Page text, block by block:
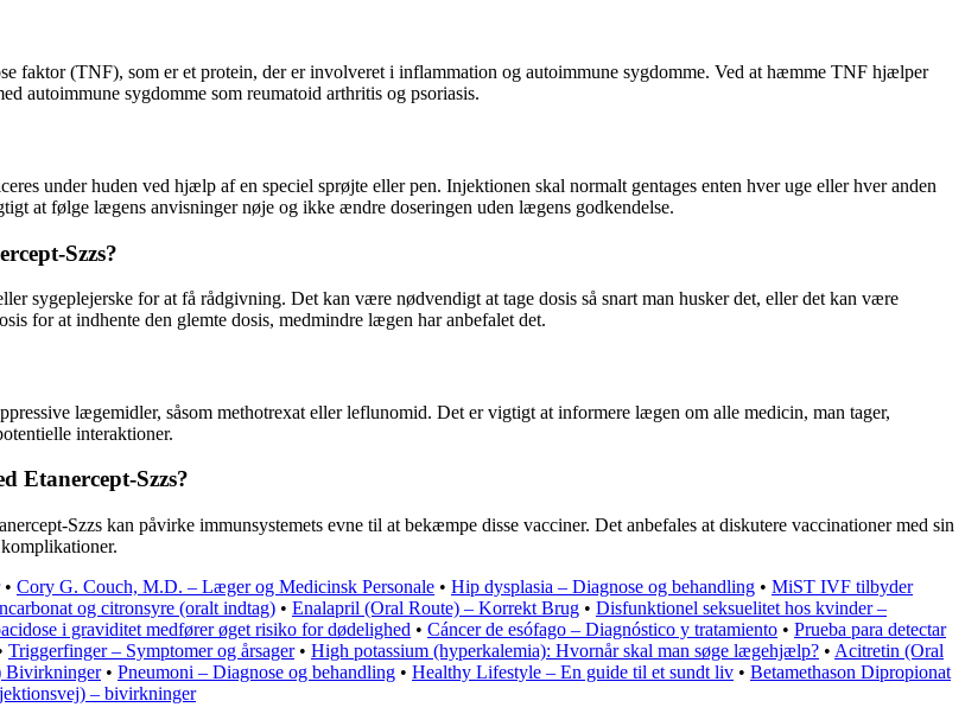
faktor (TNF), som er et protein, der er involveret i inflammation og autoimmune sygdomme. Ved at hæmme TNF hjælper
autoimmune sygdomme som reumatoid arthritis og psoriasis.
under huden ved hjælp af en speciel sprøjte eller pen. Injektionen skal normalt gentages enten hver uge eller hver anden
at følge lægens anvisninger nøje og ikke ændre doseringen uden lægens godkendelse.
Szzs?
sygeplejerske for at få rådgivning. Det kan være nødvendigt at tage dosis så snart man husker det, eller det kan være
for at indhente den glemte dosis, medmindre lægen har anbefalet det.
lægemidler, såsom methotrexat eller leflunomid. Det er vigtigt at informere lægen om alle medicin, man tager,
interaktioner.
Etanercept-Szzs?
Szzs kan påvirke immunsystemets evne til at bekæmpe disse vacciner. Det anbefales at diskutere vaccinationer med sin
• Cory G. Couch, M.D. – Læger og Medicinsk Personale • Hip dysplasia – Diagnose og behandling • MiST IVF tilbyder
og citronsyre (oralt indtag) • Enalapril (Oral Route) – Korrekt Brug • Disfunktionel seksuelitet hos kvinder –
i graviditet medfører øget risiko for dødelighed • Cáncer de esófago – Diagnóstico y tratamiento • Prueba para detectar
Triggerfinger – Symptomer og årsager• High potassium (hyperkalemia): Hvornår skal man søge lægehjælp? • Acitretin (Oral
Bivirkninger• Pneumoni – Diagnose og behandling • Healthy Lifestyle – En guide til et sundt liv • Betamethason Dipropionat
– bivirkninger